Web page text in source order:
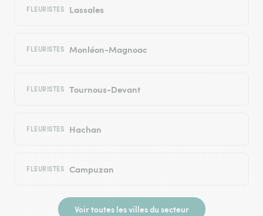
FLEURISTES Lassales
FLEURISTES Monléon-Magnoac
FLEURISTES Tournous-Devant
FLEURISTES Hachan
FLEURISTES Campuzan
Voir toutes les villes du secteur